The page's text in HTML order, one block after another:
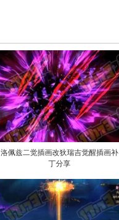
洛佩兹二觉插画改狄瑞吉觉醒插画补
丁分享